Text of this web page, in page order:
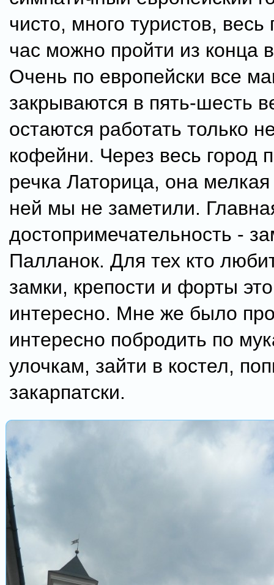
чисто, много туристов, весь
час можно пройти из конца
Очень по европейски все
закрываются в пять-шесть
остаются работать только
кофейни. Через весь город
речка Латорица, она
ней мы не заметили.
достопримечательность -
Палланок. Для тех кто
замки, крепости и форты
интересно. Мне же было
интересно побродить по
улочкам, зайти в костел,
закарпатски.